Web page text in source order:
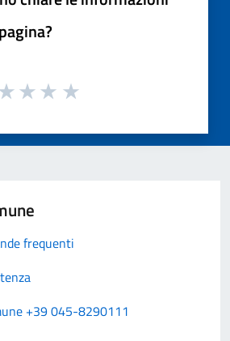
frequenti
+39 045-8290111